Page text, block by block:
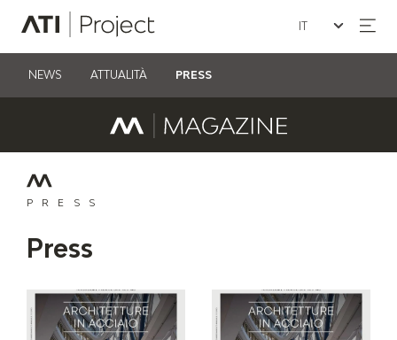
ATI Project
Seleziona la
NEWS ATTUALITÀ PRESS
PRESS
Press